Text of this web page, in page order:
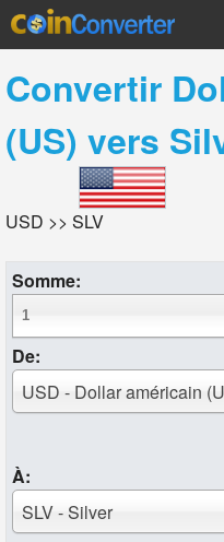
Convertir
(US) vers
USD >> SLV
Somme:
De:
USD - Dollar américain
À:
SLV - Silver